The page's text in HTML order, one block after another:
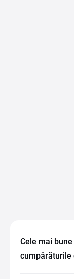
Cele mai
cumpărăturile